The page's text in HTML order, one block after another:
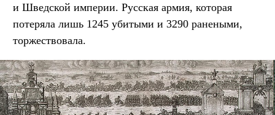
и Шведской империи. Русская армия, которая
потеряла лишь 1245 убитыми и 3290 ранеными,
торжествовала.